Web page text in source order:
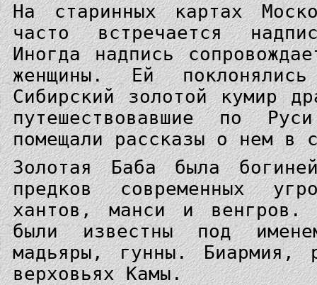
На старинных картах
часто встречается
Иногда надпись
женщины. Ей
Сибирский золотой кумир
путешествовавшие по
помещали рассказы о нем в
Золотая Баба была
предков современных
хантов, манси и венгров.
были известны под
мадьяры, гунны. Биармия,
верховьях Камы.